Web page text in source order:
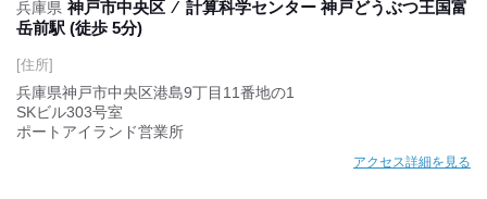
兵庫県 神戸市中央区 ⁄ 計算科学センター 神戸どうぶつ王国富
岳前駅 (徒歩 5分)
[住所]
兵庫県神戸市中央区港島9丁目11番地の1
SKビル303号室
ポートアイランド営業所
アクセス詳細を見る